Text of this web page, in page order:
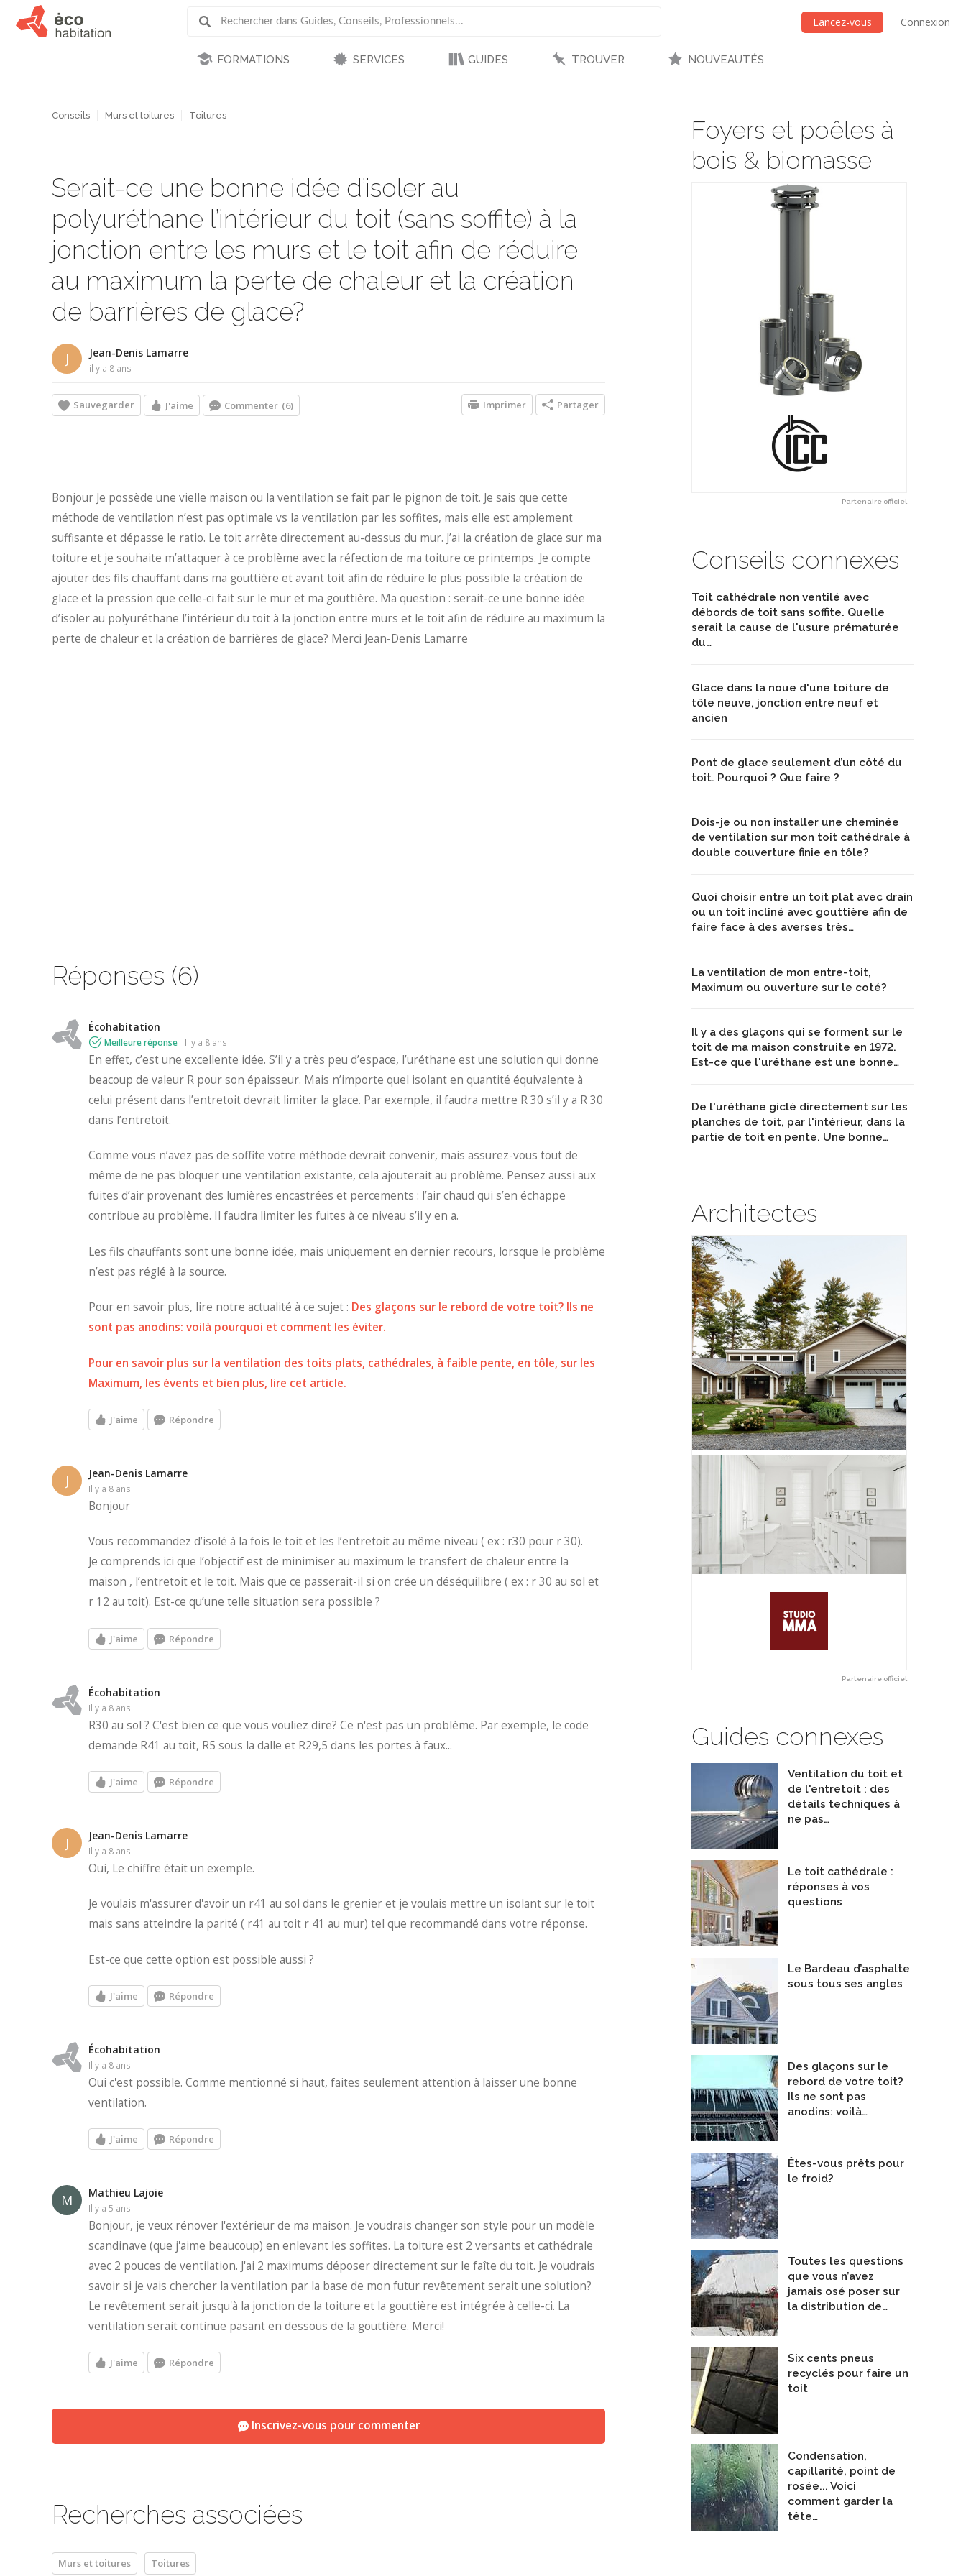
Lancez-vous Connexion
FORMATIONS SERVICES GUIDES TROUVER NOUVEAUTÉS
Foyers et poêles à
bois & biomasse
Partenaire officiel
Conseils connexes
Toit cathédrale non ventilé avec
débords de toit sans soffite. Quelle
serait la cause de l'usure prématurée
du…
Glace dans la noue d'une toiture de
tôle neuve, jonction entre neuf et
ancien
Pont de glace seulement d’un côté du
toit. Pourquoi ? Que faire ?
Dois-je ou non installer une cheminée
de ventilation sur mon toit cathédrale à
double couverture finie en tôle?
Quoi choisir entre un toit plat avec drain
ou un toit incliné avec gouttière afin de
faire face à des averses très…
La ventilation de mon entre-toit,
Maximum ou ouverture sur le coté?
Il y a des glaçons qui se forment sur le
toit de ma maison construite en 1972.
Est-ce que l'uréthane est une bonne…
De l'uréthane giclé directement sur les
planches de toit, par l'intérieur, dans la
partie de toit en pente. Une bonne…
Architectes
Partenaire officiel
Guides connexes
Ventilation du toit et
de l'entretoit : des
détails techniques à
ne pas…
Le toit cathédrale :
réponses à vos
questions
Le Bardeau d’asphalte
sous tous ses angles
Des glaçons sur le
rebord de votre toit?
Ils ne sont pas
anodins: voilà…
Êtes-vous prêts pour
le froid?
Toutes les questions
que vous n’avez
jamais osé poser sur
la distribution de…
Six cents pneus
recyclés pour faire un
toit
Condensation,
capillarité, point de
rosée... Voici
comment garder la
tête…
Conseils Murs et toitures Toitures
Serait-ce une bonne idée d’isoler au
polyuréthane l’intérieur du toit (sans soffite) à la
jonction entre les murs et le toit afin de réduire
au maximum la perte de chaleur et la création
de barrières de glace?
J Jean-Denis Lamarre
il y a 8 ans
Sauvegarder J'aime Commenter (6) Partager
Imprimer
Bonjour Je possède une vielle maison ou la ventilation se fait par le pignon de toit. Je sais que cette
méthode de ventilation n’est pas optimale vs la ventilation par les soffites, mais elle est amplement
suffisante et dépasse le ratio. Le toit arrête directement au-dessus du mur. J’ai la création de glace sur ma
toiture et je souhaite m’attaquer à ce problème avec la réfection de ma toiture ce printemps. Je compte
ajouter des fils chauffant dans ma gouttière et avant toit afin de réduire le plus possible la création de
glace et la pression que celle-ci fait sur le mur et ma gouttière. Ma question : serait-ce une bonne idée
d’isoler au polyuréthane l’intérieur du toit à la jonction entre murs et le toit afin de réduire au maximum la
perte de chaleur et la création de barrières de glace? Merci Jean-Denis Lamarre
Réponses (6)
Écohabitation
Meilleure réponse il y a 8 ans
En effet, c’est une excellente idée. S’il y a très peu d’espace, l’uréthane est une solution qui donne
beacoup de valeur R pour son épaisseur. Mais n’importe quel isolant en quantité équivalente à
celui présent dans l’entretoit devrait limiter la glace. Par exemple, il faudra mettre R 30 s’il y a R 30
dans l’entretoit.
Comme vous n’avez pas de soffite votre méthode devrait convenir, mais assurez-vous tout de
même de ne pas bloquer une ventilation existante, cela ajouterait au problème. Pensez aussi aux
fuites d’air provenant des lumières encastrées et percements : l’air chaud qui s’en échappe
contribue au problème. Il faudra limiter les fuites à ce niveau s’il y en a.
Les fils chauffants sont une bonne idée, mais uniquement en dernier recours, lorsque le problème
n’est pas réglé à la source.
Pour en savoir plus, lire notre actualité à ce sujet : Des glaçons sur le rebord de votre toit? Ils ne
sont pas anodins: voilà pourquoi et comment les éviter.
Pour en savoir plus sur la ventilation des toits plats, cathédrales, à faible pente, en tôle, sur les
Maximum, les évents et bien plus, lire cet article.
J'aime Répondre
J Jean-Denis Lamarre
il y a 8 ans
Bonjour
Vous recommandez d’isolé à la fois le toit et les l’entretoit au même niveau ( ex : r30 pour r 30).
Je comprends ici que l’objectif est de minimiser au maximum le transfert de chaleur entre la
maison , l’entretoit et le toit. Mais que ce passerait-il si on crée un déséquilibre ( ex : r 30 au sol et
r 12 au toit). Est-ce qu’une telle situation sera possible ?
J'aime Répondre
Écohabitation
il y a 8 ans
R30 au sol ? C'est bien ce que vous vouliez dire? Ce n'est pas un problème. Par exemple, le code
demande R41 au toit, R5 sous la dalle et R29,5 dans les portes à faux...
J'aime Répondre
J Jean-Denis Lamarre
il y a 8 ans
Oui, Le chiffre était un exemple.
Je voulais m'assurer d'avoir un r41 au sol dans le grenier et je voulais mettre un isolant sur le toit
mais sans atteindre la parité ( r41 au toit r 41 au mur) tel que recommandé dans votre réponse.
Est-ce que cette option est possible aussi ?
J'aime Répondre
Écohabitation
il y a 8 ans
Oui c'est possible. Comme mentionné si haut, faites seulement attention à laisser une bonne
ventilation.
J'aime Répondre
M Mathieu Lajoie
il y a 5 ans
Bonjour, je veux rénover l'extérieur de ma maison. Je voudrais changer son style pour un modèle
scandinave (que j'aime beaucoup) en enlevant les soffites. La toiture est 2 versants et cathédrale
avec 2 pouces de ventilation. J'ai 2 maximums déposer directement sur le faîte du toit. Je voudrais
savoir si je vais chercher la ventilation par la base de mon futur revêtement serait une solution?
Le revêtement serait jusqu'à la jonction de la toiture et la gouttière est intégrée à celle-ci. La
ventilation serait continue pasant en dessous de la gouttière. Merci!
J'aime Répondre
Inscrivez-vous pour commenter
Recherches associées
Murs et toitures Toitures